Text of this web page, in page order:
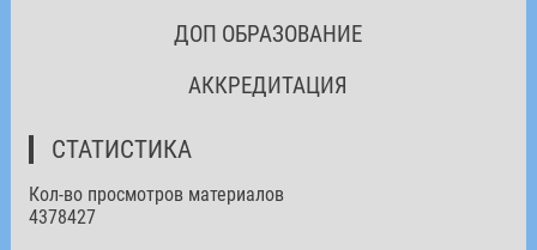
ДОП ОБРАЗОВАНИЕ
АККРЕДИТАЦИЯ
СТАТИСТИКА
Кол-во просмотров материалов
4378427